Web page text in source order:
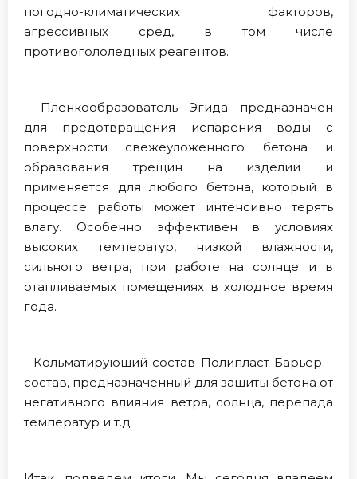
погодно-климатических факторов,
агрессивных сред, в том числе
противогололедных реагентов.
- Пленкообразователь Эгида предназначен
для предотвращения испарения воды с
поверхности свежеуложенного бетона и
образования трещин на изделии и
применяется для любого бетона, который в
процессе работы может интенсивно терять
влагу. Особенно эффективен в условиях
высоких температур, низкой влажности,
сильного ветра, при работе на солнце и в
отапливаемых помещениях в холодное время
года.
- Кольматирующий состав Полипласт Барьер –
состав, предназначенный для защиты бетона от
негативного влияния ветра, солнца, перепада
температур и т.д